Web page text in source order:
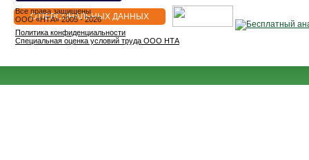
О ПЕРСОНАЛЬНЫХ ДАННЫХ
Все права защищены
OOO «НТА» 2005 - 2026
Политика конфиденциальности
Специальная оценка условий труда ООО НТА